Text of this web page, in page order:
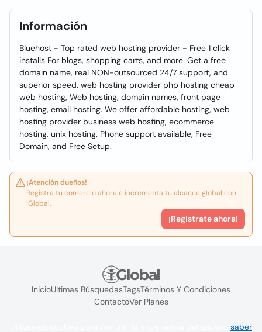
Información
Bluehost - Top rated web hosting provider - Free 1 click
installs For blogs, shopping carts, and more. Get a free
domain name, real NON-outsourced 24/7 support, and
superior speed. web hosting provider php hosting cheap
web hosting, Web hosting, domain names, front page
hosting, email hosting. We offer affordable hosting, web
hosting provider business web hosting, ecommerce
hosting, unix hosting. Phone support available, Free
Domain, and Free Setup.
¡Atención dueños!
Registra tu comercio ahora e incrementa tu alcance global con
iGlobal.
¡Registrate ahora!
InicioUltimas BúsquedasTagsTérminos Y Condiciones
ContactoVer Planes
saber